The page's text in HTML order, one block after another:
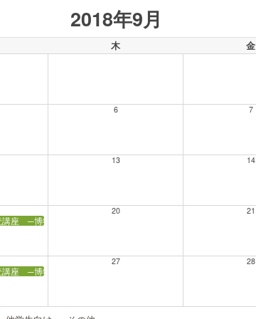
2018年9月
木 金
6 7
13 14
講座 ─博物館の古文書を読む─」
20 21
講座 ─博物館の古文書を読む─」
27 28